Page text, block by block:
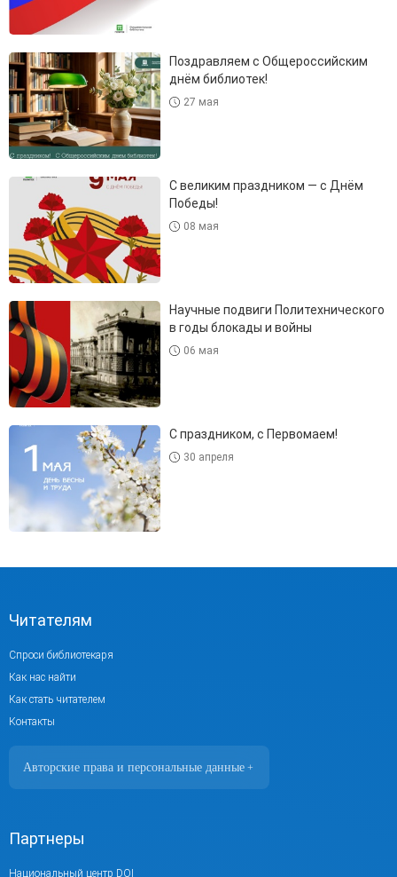
Поздравляем с Общероссийским
днём библиотек!
27 мая
С великим праздником — с Днём
Победы!
08 мая
Научные подвиги Политехнического
в годы блокады и войны
06 мая
С праздником, с Первомаем!
30 апреля
Читателям
Спроси библиотекаря
Как нас найти
Как стать читателем
Контакты
Авторские права и персональные данные +
о персональных данных. Согласно
ст. 152.1 ГК РФ «Охрана изображения
Партнеры
Национальный центр DOI